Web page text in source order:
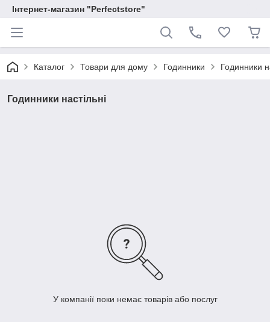
Інтернет-магазин "Perfectstore"
Каталог Товари для дому Годинники Годинники
Годинники настільні
У компанії поки немає товарів або послуг